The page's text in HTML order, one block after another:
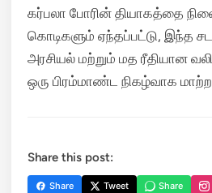
கர்பலா போரின் தியாகத்தை
கொடிகளும் ஏந்தப்பட்டு, இந்த
அரசியல் மற்றும் மத ரீதியான
ஒரு பிரம்மாண்ட நிகழ்வாக
Share this post:
Share Tweet Share